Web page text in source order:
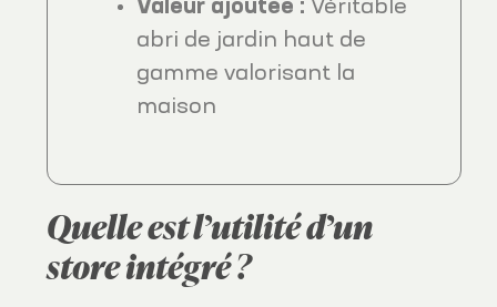
Valeur ajoutée : Véritable
abri de jardin haut de
gamme valorisant la
maison
Quelle est l’utilité d’un
store intégré ?